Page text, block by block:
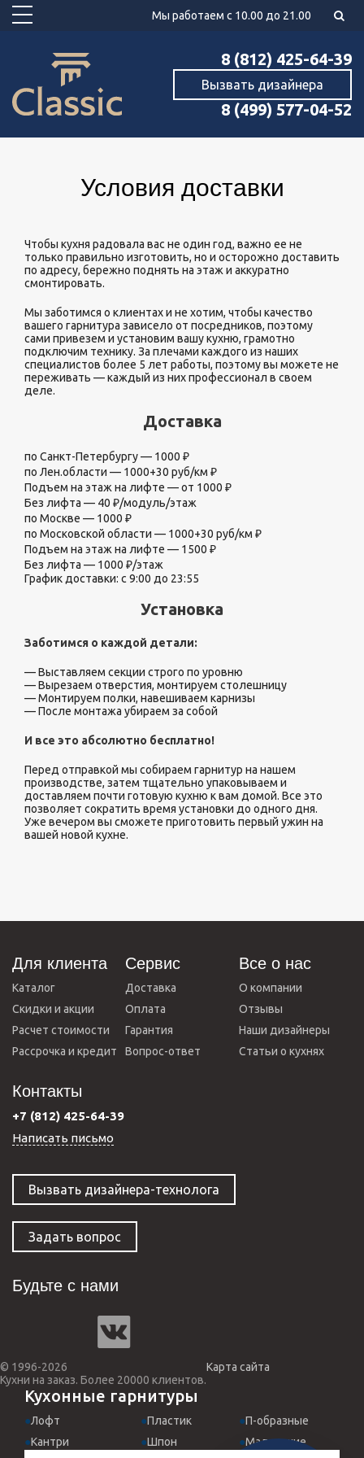
Мы работаем с 10.00 до 21.00
8 (812) 425-64-39
Вызвать дизайнера
8 (499) 577-04-52
Условия доставки
Чтобы кухня радовала вас не один год, важно ее не
только правильно изготовить, но и осторожно доставить
по адресу, бережно поднять на этаж и аккуратно
смонтировать.
Мы заботимся о клиентах и не хотим, чтобы качество
вашего гарнитура зависело от посредников, поэтому
сами привезем и установим вашу кухню, грамотно
подключим технику. За плечами каждого из наших
специалистов более 5 лет работы, поэтому вы можете не
переживать — каждый из них профессионал в своем
деле.
Доставка
по Санкт-Петербургу — 1000 ₽
по Лен.области — 1000+30 руб/км ₽
Подъем на этаж на лифте — от 1000 ₽
Без лифта — 40 ₽/модуль/этаж
по Москве — 1000 ₽
по Московской области — 1000+30 руб/км ₽
Подъем на этаж на лифте — 1500 ₽
Без лифта — 1000 ₽/этаж
График доставки: с 9:00 до 23:55
Установка
Заботимся о каждой детали:
— Выставляем секции строго по уровню
— Вырезаем отверстия, монтируем столешницу
— Монтируем полки, навешиваем карнизы
— После монтажа убираем за собой
И все это абсолютно бесплатно!
Перед отправкой мы собираем гарнитур на нашем
производстве, затем тщательно упаковываем и
доставляем почти готовую кухню к вам домой. Все это
позволяет сократить время установки до одного дня.
Уже вечером вы сможете приготовить первый ужин на
вашей новой кухне.
Для клиента
Каталог
Скидки и акции
Расчет стоимости
Рассрочка и кредит
Сервис
Доставка
Оплата
Гарантия
Вопрос-ответ
Все о нас
О компании
Отзывы
Наши дизайнеры
Статьи о кухнях
Контакты
+7 (812) 425-64-39
Написать письмо
Вызвать дизайнера-технолога
Задать вопрос
Будьте с нами
© 1996-2026
Кухни на заказ. Более 20000 клиентов.
Карта сайта
Кухонные гарнитуры
Лофт
Кантри
Пластик
Шпон
П-образные
Маленькие